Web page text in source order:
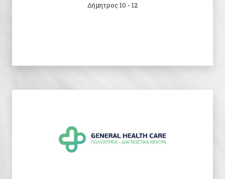
Δήμητρος 10 - 12